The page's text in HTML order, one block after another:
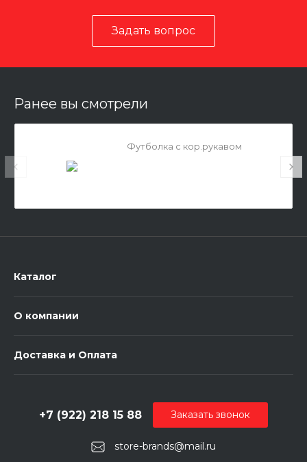
Задать вопрос
Ранее вы смотрели
Футболка с кор.рукавом
Каталог
О компании
Доставка и Оплата
store-brands@mail.ru
+7 (922) 218 15 88 Заказать звонок